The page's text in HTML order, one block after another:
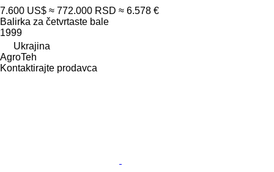
7.600 US$ ≈ 772.000 RSD ≈ 6.578 €
Balirka za četvrtaste bale
1999
Ukrajina
AgroTeh
Kontaktirajte prodavca